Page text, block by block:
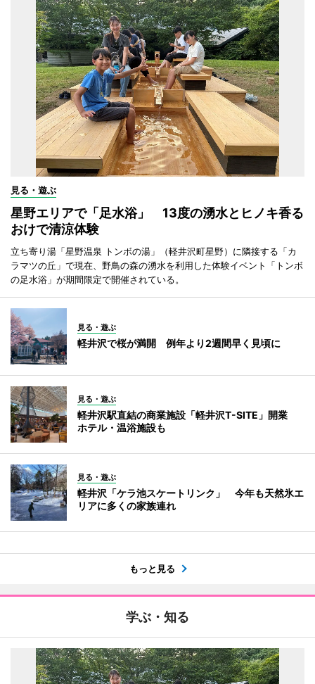
見る・遊ぶ
星野エリアで「足水浴」 13度の湧水とヒノキ香る
おけで清涼体験
立ち寄り湯「星野温泉 トンボの湯」（軽井沢町星野）に隣接する「カ
ラマツの丘」で現在、野鳥の森の湧水を利用した体験イベント「トンボ
の足水浴」が期間限定で開催されている。
見る・遊ぶ
軽井沢で桜が満開 例年より2週間早く見頃に
見る・遊ぶ
軽井沢駅直結の商業施設「軽井沢T-SITE」開業
ホテル・温浴施設も
見る・遊ぶ
軽井沢「ケラ池スケートリンク」 今年も天然氷エ
リアに多くの家族連れ
もっと見る
学ぶ・知る